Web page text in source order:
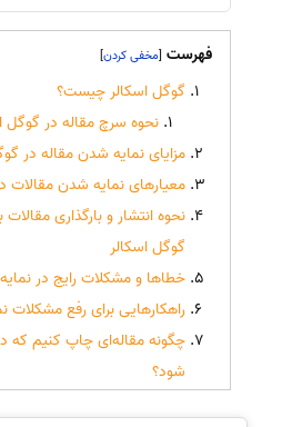
فهرست [
]
گوگل اسکالر چیست؟
نحوه سرچ مقاله در گوگل
مزایای نمایه شدن مقاله در
معیارهای نمایه شدن مقالات
نحوه انتشار و بارگذاری
گوگل اسکالر
خطاها و مشکلات رایج در
راهکارهایی برای رفع مشکلات
چگونه مقاله‌ای چاپ کنیم که
شود؟